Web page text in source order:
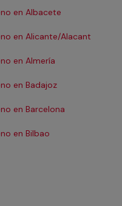
en Albacete
en Alicante/Alacant
en Almería
en Badajoz
en Barcelona
en Bilbao